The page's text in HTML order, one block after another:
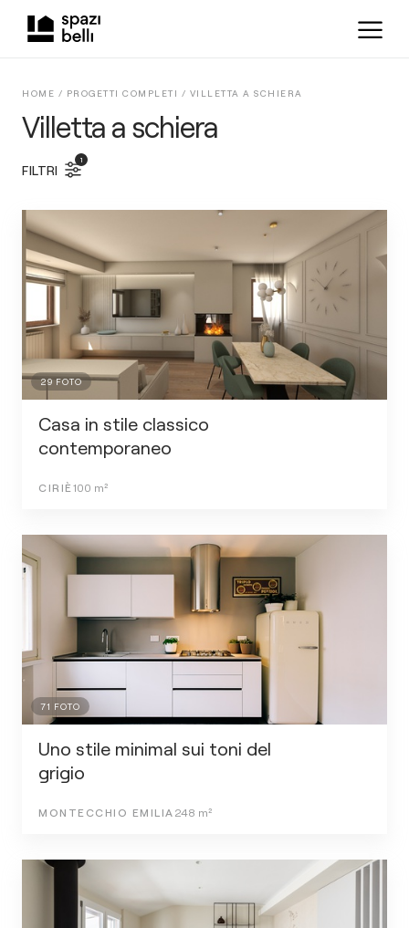
Villetta a schiera
HOME / PROGETTI COMPLETI / VILLETTA A SCHIERA
FILTRI
1
29FOTO
Casa in stile classico
contemporaneo
CIRIÈ 100 m²
71 FOTO
Uno stile minimal sui toni del
grigio
MONTECCHIO EMILIA 248 m²